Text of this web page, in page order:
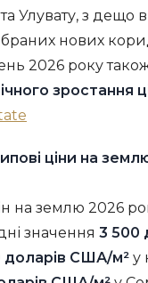
Улувату, з дещо
нових
2026 року
зростання
ціни на
на землю 2026
значення 3 500
доларів США/м² у